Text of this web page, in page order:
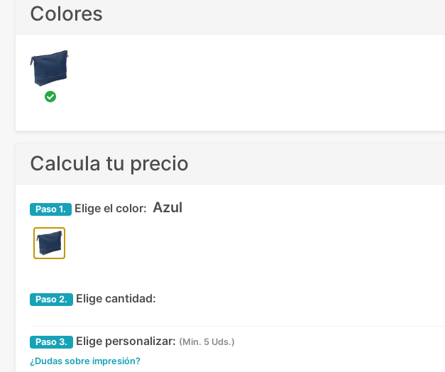
Colores
Calcula tu precio
Paso 1. Elige el color: Azul
Paso 2. Elige cantidad:
Paso 3. Elige personalizar: (Min. 5 Uds.)
¿Dudas sobre impresión?